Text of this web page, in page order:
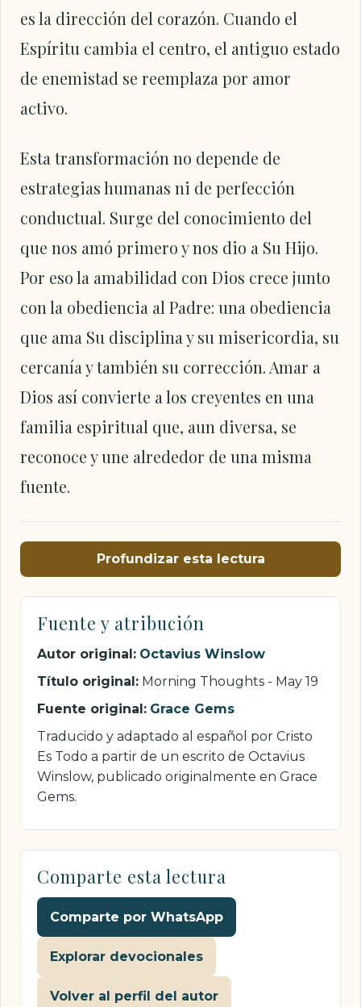
es la dirección del corazón. Cuando el
Espíritu cambia el centro, el antiguo estado
de enemistad se reemplaza por amor
activo.
Esta transformación no depende de
estrategias humanas ni de perfección
conductual. Surge del conocimiento del
que nos amó primero y nos dio a Su Hijo.
Por eso la amabilidad con Dios crece junto
con la obediencia al Padre: una obediencia
que ama Su disciplina y su misericordia, su
cercanía y también su corrección. Amar a
Dios así convierte a los creyentes en una
familia espiritual que, aun diversa, se
reconoce y une alrededor de una misma
fuente.
Profundizar esta lectura
Fuente y atribución
Autor original: Octavius Winslow
Título original: Morning Thoughts - May 19
Fuente original: Grace Gems
Traducido y adaptado al español por Cristo
Es Todo a partir de un escrito de Octavius
Winslow, publicado originalmente en Grace
Gems.
Comparte esta lectura
Comparte por WhatsApp
Explorar devocionales
Volver al perfil del autor